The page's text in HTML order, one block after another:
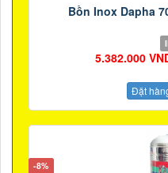
Bồn Inox Dapha
5.382.000
Đặt
-8%